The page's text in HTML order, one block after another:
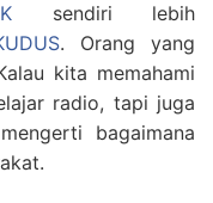
sendiri lebih
. Orang yang
kita memahami
radio, tapi juga
bagaimana